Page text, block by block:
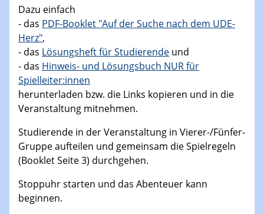
Dazu einfach
- das PDF-Booklet "Auf der Suche nach dem UDE-
Herz",
- das Lösungsheft für Studierende und
- das Hinweis- und Lösungsbuch NUR für
Spielleiter:innen
herunterladen bzw. die Links kopieren und in die
Veranstaltung mitnehmen.
Studierende in der Veranstaltung in Vierer-/Fünfer-
Gruppe aufteilen und gemeinsam die Spielregeln
(Booklet Seite 3) durchgehen.
Stoppuhr starten und das Abenteuer kann
beginnen.